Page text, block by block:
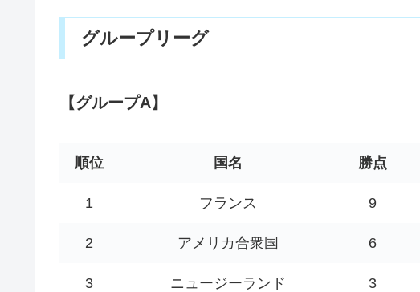
グループリーグ
【グループA】
順位 国名 勝点
1 フランス 9
2 アメリカ合衆国 6
3 ニュージーランド 3